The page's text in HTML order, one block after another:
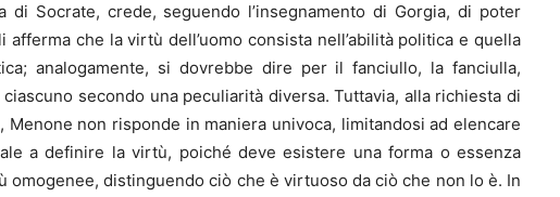
di Socrate, crede, seguendo l’insegnamento di Gorgia, di poter
che la virtù dell’uomo consista nell’abilità politica e quella
analogamente, si dovrebbe dire per il fanciullo, la fanciulla,
secondo una peculiarità diversa. Tuttavia, alla richiesta di
Menone non risponde in maniera univoca, limitandosi ad elencare
a definire la virtù, poiché deve esistere una forma o essenza
omogenee, distinguendo ciò che è virtuoso da ciò che non lo è. In